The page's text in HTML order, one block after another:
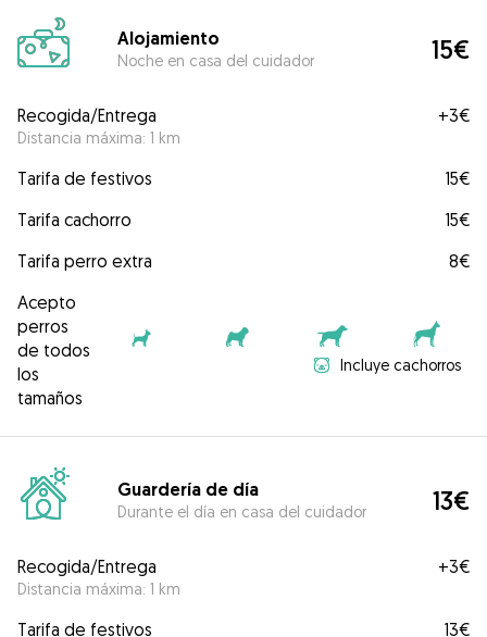
Alojamiento
Noche en casa del cuidador 15€
Recogida/Entrega
Distancia máxima: 1 km
+3€
Tarifa de festivos
15€
Tarifa cachorro
15€
Tarifa perro extra
8€
Acepto
perros
de todos
los
tamaños
Incluye cachorros
Guardería de día
Durante el día en casa del cuidador 13€
Recogida/Entrega
Distancia máxima: 1 km
+3€
Tarifa de festivos 13€